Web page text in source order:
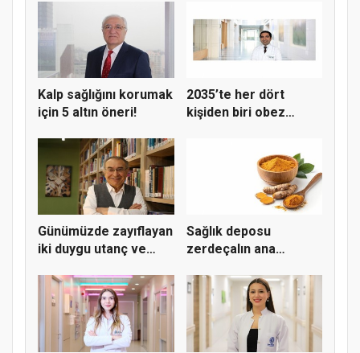
Kalp sağlığını korumak
için 5 altın öneri!
2035’te her dört
kişiden biri obez
Günümüzde zayıflayan
iki duygu utanç ve
Sağlık deposu
zerdeçalın ana